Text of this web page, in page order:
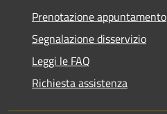
Prenotazione appuntamento
Segnalazione disservizio
Leggi le FAQ
Richiesta assistenza